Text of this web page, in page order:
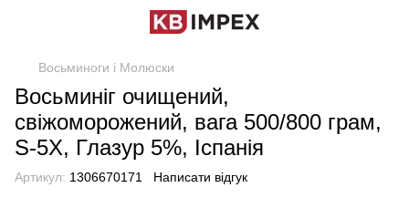
Восьминоги і Молюски
Восьминіг очищений,
свіжоморожений, вага 500/800 грам,
S-5X, Глазур 5%, Іспанія
Артикул: 1306670171 Написати відгук